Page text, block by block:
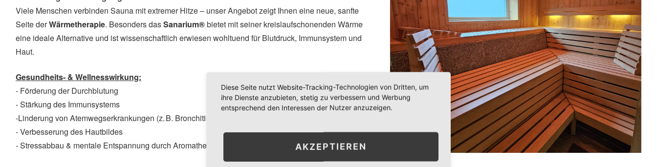
Viele Menschen verbinden Sauna mit extremer Hitze – unser Angebot zeigt Ihnen eine neue, sanfte
Seite derWärmetherapie. Besonders dasSanarium®bietet mit seiner kreislaufschonenden Wärme
eine ideale Alternative und ist wissenschaftlich erwiesen wohltuend für Blutdruck, Immunsystem und
Haut.
Gesundheits- & Wellnesswirkung:
- Förderung der Durchblutung
- Stärkung des Immunsystems
-Linderung von Atemwegserkrankungen (z. B. Bronchitis, Krupphusten)
- Verbesserung des Hautbildes
- Stressabbau & mentale Entspannung durch Aromatherapie und Licht
Diese Seite nutzt Website-Tracking-Technologien von Dritten, um
ihre Dienste anzubieten, stetig zu verbessern und Werbung
entsprechend den Interessen der Nutzer anzuzeigen.
AKZEPTIEREN